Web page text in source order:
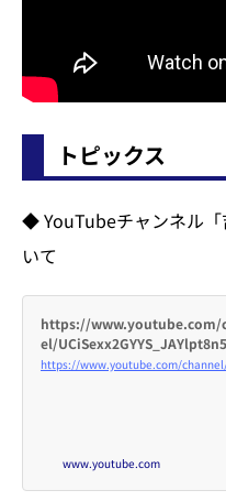
トピックス
◆ YouTubeチャンネル「
いて
https://www.youtube.com/
el/
www.youtube.com